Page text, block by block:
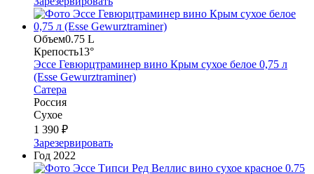
Объем0.75 L
Крепость13°
Эссе Гевюрцтраминер вино Крым сухое белое 0,75 л
(Esse Gewurztraminer)
Сатера
Россия
Сухое
1 390 ₽
Зарезервировать
Год 2022